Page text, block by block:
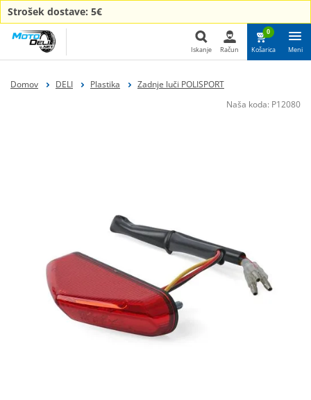
Strošek dostave: 5€
Iskanje Račun
0
Košarica Meni
Domov DELI Plastika
Zadnje luči POLISPORT
Naša koda: P12080